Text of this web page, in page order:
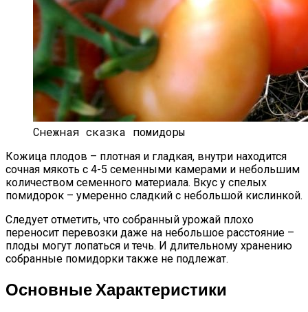
Снежная сказка помидоры
Кожица плодов – плотная и гладкая, внутри находится
сочная мякоть с 4-5 семенными камерами и небольшим
количеством семенного материала. Вкус у спелых
помидорок – умеренно сладкий с небольшой кислинкой.
Следует отметить, что собранный урожай плохо
переносит перевозки даже на небольшое расстояние –
плоды могут лопаться и течь. И длительному хранению
собранные помидорки также не подлежат.
Основные Характеристики